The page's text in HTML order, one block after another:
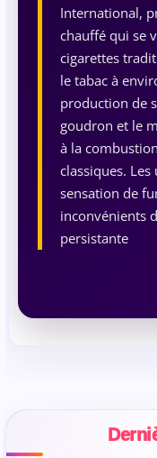
International,
chauffé qui se
cigarettes
le tabac à
production de
goudron et le
à la
classiques.
sensation de
inconvénients
persistante